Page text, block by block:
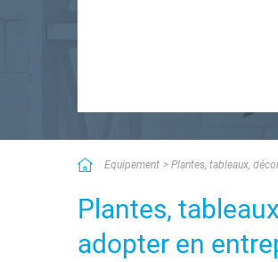
Equipement Plantes, tableaux,
Plantes,
adopter en